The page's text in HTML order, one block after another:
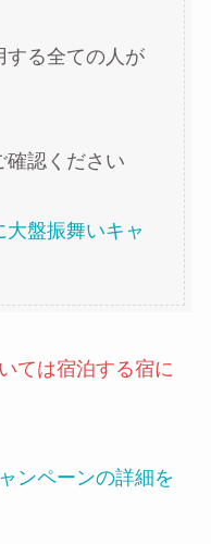
する全ての人が
確認ください
盤振舞いキャ
ては宿泊する宿に
ンペーンの詳細を